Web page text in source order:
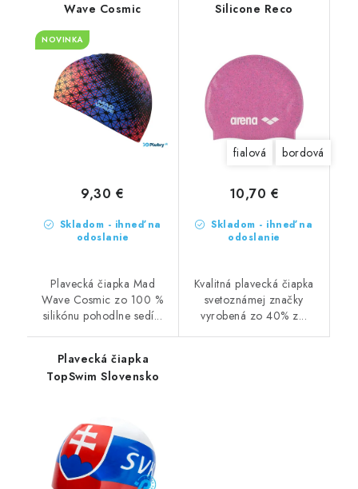
Wave Cosmic
NOVINKA
Skladom - ihneď na
odoslanie
9,30 €
Plavecká čiapka Mad
Wave Cosmic zo 100 %
silikónu pohodlne sedí...
Silicone Reco
fialová bordová
Skladom - ihneď na
odoslanie
10,70 €
Kvalitná plavecká čiapka
svetoznámej značky
vyrobená zo 40% z...
Plavecká čiapka
TopSwim Slovensko